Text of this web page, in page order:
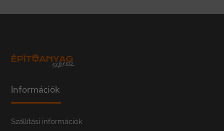
Információk
Szállítási információk